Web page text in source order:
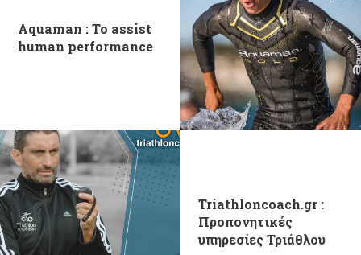
Aquaman : To assist
human performance
Triathloncoach.gr :
Προπονητικές
υπηρεσίες Τριάθλου